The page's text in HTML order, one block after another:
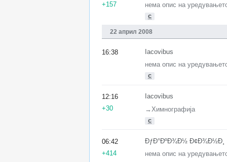
нема опис на
с
+157
22 април 2008
Iacovibus
нема опис на
с
16:38
Iacovibus
→‎Химнографија
с
12:16
+30
ÐƒÐ°ÐºÐ¾Ð½ Ð¢Ð¾Ð½Ð¸
нема опис на
06:42
+414